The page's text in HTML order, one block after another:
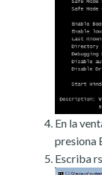
En la
presiona
Escriba